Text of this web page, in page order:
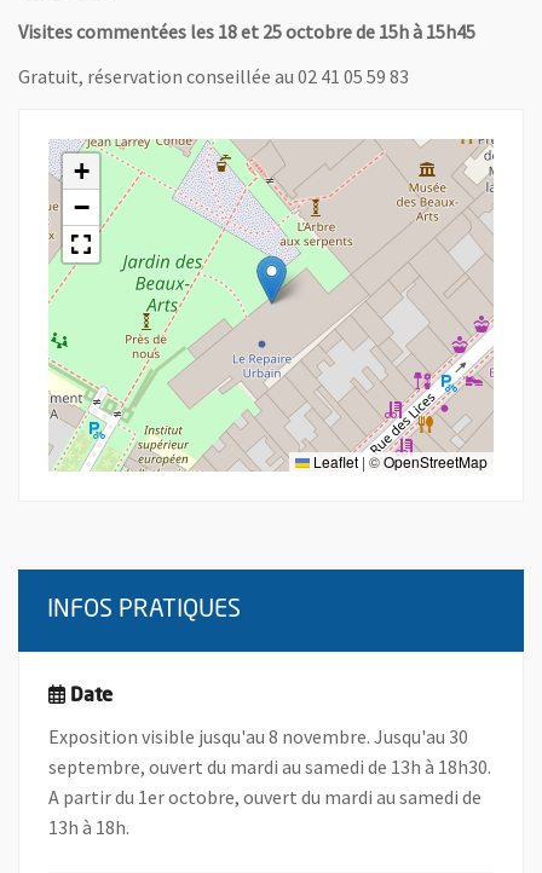
Visites commentées les 18 et 25 octobre de 15h à 15h45
Gratuit, réservation conseillée au 02 41 05 59 83
+
−
Leaflet | ©OpenStreetMap
INFOS PRATIQUES
Date
Exposition visible jusqu'au 8 novembre. Jusqu'au 30
septembre, ouvert du mardi au samedi de 13h à 18h30.
A partir du 1er octobre, ouvert du mardi au samedi de
13h à 18h.